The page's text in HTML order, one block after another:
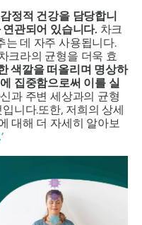
정적 건강을 담당합니
관되어 있습니다. 차크
는 데 자주 사용됩니다.
크라의 균형을 더욱 효
색깔을 떠올리며 명상하
집중함으로써 이를 실
과 주변 세상과의 균형
니다.또한, 저희의 상세
대해 더 자세히 알아보
’